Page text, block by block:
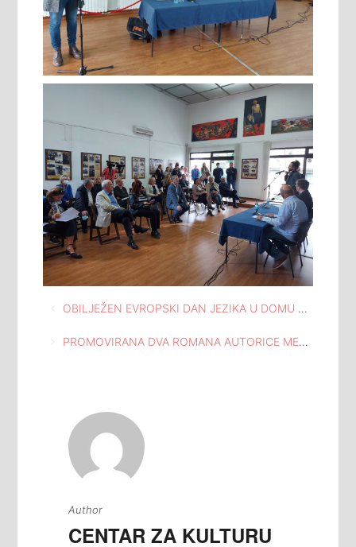
Navigacija
članaka
OBILJEŽEN EVROPSKI DAN JEZIKA U DOMU KNJIŽEVNOSTI TUZLA
PROMOVIRANA DVA ROMANA AUTORICE MELIDE TRAVANČIĆ U DOMU KNJIŽEVNOSTI TUZLA
Author
CENTAR ZA KULTURU